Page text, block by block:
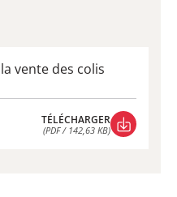
vente des colis
TÉLÉCHARGER
(PDF / 142,63 KB)